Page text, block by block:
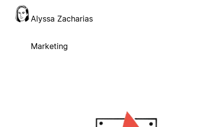
Alyssa Zacharias
Marketing